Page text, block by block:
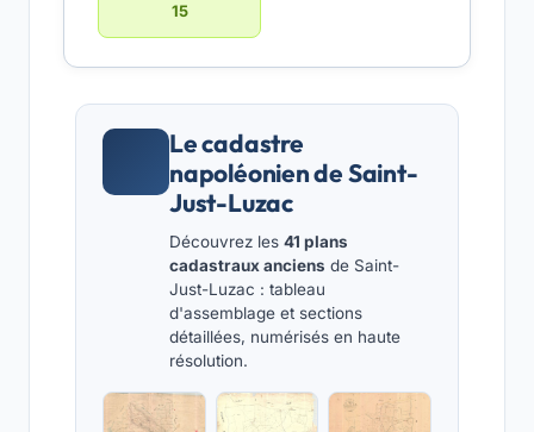
15
Le cadastre
napoléonien de Saint-
Just-Luzac
Découvrez les 41 plans
cadastraux anciens de Saint-
Just-Luzac : tableau
d'assemblage et sections
détaillées, numérisés en haute
résolution.